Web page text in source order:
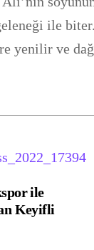
ile biter.
yenilir ve
ile
Keyifli